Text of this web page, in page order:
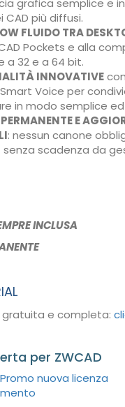
grafica semplice e
CAD più diffusi.
FLUIDO TRA
Pockets e alla
a 32 e a 64 bit.
INNOVATIVE
Voice per
in modo semplice
E
: nessun canone
scadenza da
INCLUSA
gratuita e completa:
per ZWCAD
nuova licenza